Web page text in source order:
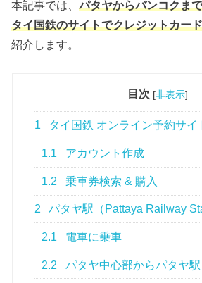
本記事では、パタヤからバンコクま
タイ国鉄のサイトでクレジットカー
紹介します。
目次 [非表示]
1 タイ国鉄 オンライン予約サイ
1.1 アカウント作成
1.2 乗車券検索 & 購入
2 パタヤ駅（Pattaya Railway
2.1 電車に乗車
2.2 パタヤ中心部からパタヤ